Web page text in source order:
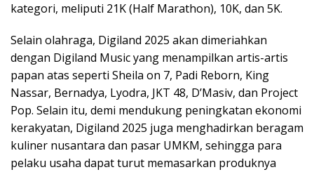
kategori, meliputi 21K (Half Marathon), 10K, dan 5K.
Selain olahraga, Digiland 2025 akan dimeriahkan
dengan Digiland Music yang menampilkan artis-artis
papan atas seperti Sheila on 7, Padi Reborn, King
Nassar, Bernadya, Lyodra, JKT 48, D’Masiv, dan Project
Pop. Selain itu, demi mendukung peningkatan ekonomi
kerakyatan, Digiland 2025 juga menghadirkan beragam
kuliner nusantara dan pasar UMKM, sehingga para
pelaku usaha dapat turut memasarkan produknya